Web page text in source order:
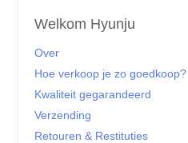
Welkom Hyunju
Over
Hoe verkoop je zo goedkoop?
Kwaliteit gegarandeerd
Verzending
Retouren & Restituties